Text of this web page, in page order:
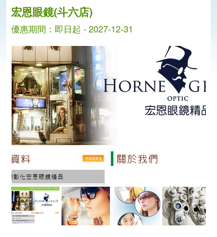
分分
宏恩眼鏡(斗六店)
優惠期間：即日起 - 2027-12-31